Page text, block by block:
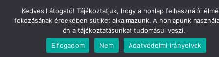
Kedves Látogató! Tájékoztatjuk, hogy a honlap felhasználói
fokozásának érdekében sütiket alkalmazunk. A honlapunk
ön a tájékoztatásunkat tudomásul veszi.
Elfogadom
Nem Adatvédelmi irányelvek